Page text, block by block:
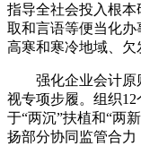
指导全社会投入根
取和言语等便当化办
高寒和寒冷地域、欠
强化企业会计原则
视专项步履。组织
于“两沉”扶植和“两
扬部分协同监管合力